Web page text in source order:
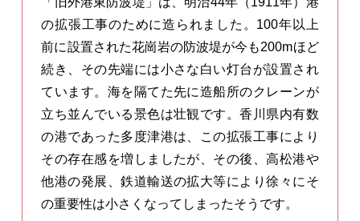
の拡張工事のために造られました。100年以上
前に設置された花崗岩の防波堤が今も200mほど
続き、その先端には小さな白い灯台が設置され
ています。海を隔てた先に造船所のクレーンが
立ち並んでいる景色は壮観です。香川県内有数
の港であった多度津港は、この拡張工事により
その存在感を増しましたが、その後、高松港や
他港の発展、鉄道輸送の拡大等により徐々にそ
の重要性は小さくなってしまったそうです。